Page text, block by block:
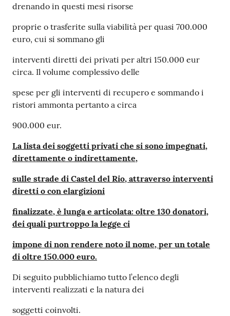
drenando in questi mesi risorse
proprie o trasferite sulla viabilità per quasi 700.000
euro, cui si sommano gli
interventi diretti dei privati per altri 150.000 eur
circa. Il volume complessivo delle
spese per gli interventi di recupero e sommando i
ristori ammonta pertanto a circa
900.000 eur.
La lista dei soggetti privati che si sono impegnati,
direttamente o indirettamente,
sulle strade di Castel del Rio, attraverso interventi
diretti o con elargizioni
finalizzate, è lunga e articolata: oltre 130 donatori,
dei quali purtroppo la legge ci
impone di non rendere noto il nome, per un totale
di oltre 150.000 euro.
Di seguito pubblichiamo tutto l’elenco degli
interventi realizzati e la natura dei
soggetti coinvolti.